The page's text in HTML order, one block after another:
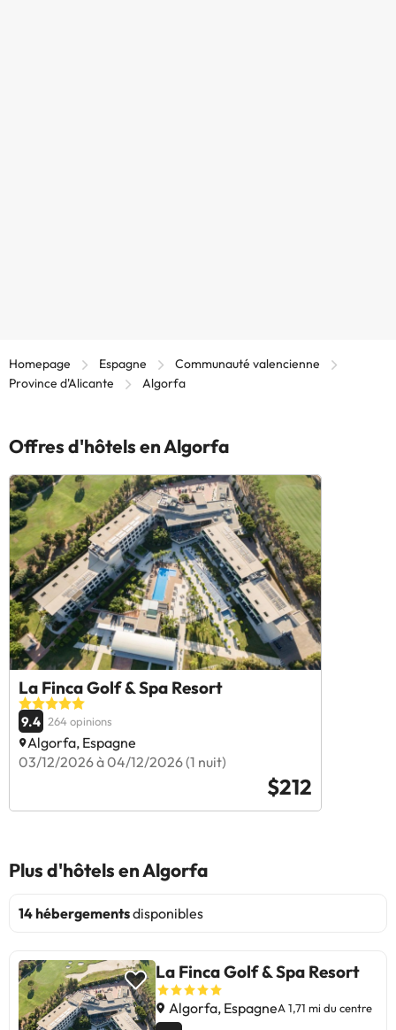
Homepage Espagne
Communauté valencienne
Province d'Alicante
Algorfa
Offres d'hôtels en Algorfa
La Finca Golf & Spa Resort
9.4 264 opinions
Algorfa, Espagne
03/12/2026 à 04/12/2026 (1 nuit)
$212
Plus d'hôtels en Algorfa
14 hébergementsdisponibles
La Finca Golf & Spa Resort
Algorfa, EspagneA 1,71 mi du centre